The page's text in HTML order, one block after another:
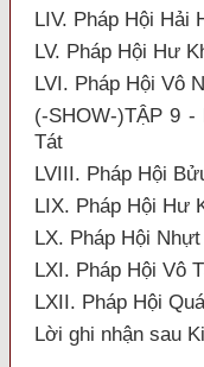
LIV. Pháp Hội Hải
LV. Pháp Hội Hư
LVI. Pháp Hội Vô
(-SHOW-)TẬP 9 -
Tát
LVIII. Pháp Hội
LIX. Pháp Hội Hư
LX. Pháp Hội
LXI. Pháp Hội Vô
LXII. Pháp Hội
Lời ghi nhận sau